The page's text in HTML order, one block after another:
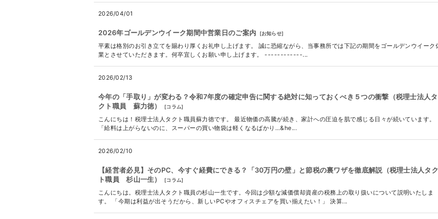
2026/04/01
2026年ゴールデンウイーク期間中営業日のご案内 [お知らせ]
平素は格別のお引き立てを賜わり厚くお礼申し上げます。 誠に恐縮ながら、当事務所では下記の期間をゴールデンウイーク
業とさせていただきます。何卒宜しくお願い申し上げます。 ------------...
2026/02/13
今年の「手取り」が変わる？令和7年度の確定申告に関する絶対に知っておくべき５つの衝撃（税理士法人タ
クト職員 蘇力徳）
[コラム]
こんにちは！税理士法人タクト職員蘇力徳です。 最近物価の高騰が続き、家計への圧迫を肌で感じる日々が続いています。
「給料は上がらないのに、スーパーの買い物袋は軽くなるばかり…&he...
2026/02/10
【経営者必見】そのPC、今すぐ経費にできる？「30万円の壁」と節税の裏ワザを徹底解説（税理士法人タク
ト職員 杉山一生）
[コラム]
こんにちは。税理士法人タクト職員の杉山一生です。今回は少額な減価償却資産の税務上の取り扱いについて説明いたしま
す。 「今期は利益が出そうだから、新しいPCやオフィスチェアを買い揃えたい！」 決算...